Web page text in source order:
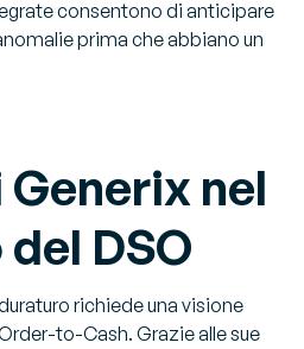
consentono di anticipare
prima che abbiano un
nel
DSO
richiede una visione
to-Cash. Grazie alle sue